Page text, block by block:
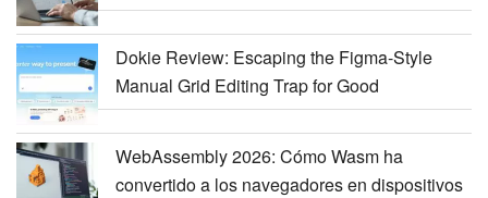
Dokie Review: Escaping the Figma-Style
Manual Grid Editing Trap for Good
WebAssembly 2026: Cómo Wasm ha
convertido a los navegadores en dispositivos